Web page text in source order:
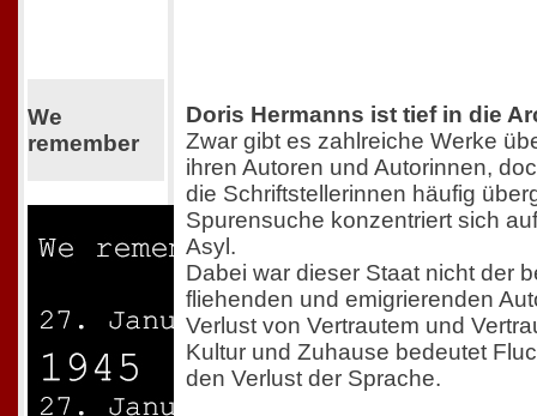
We
remember
Doris Hermanns ist tief in die
Zwar gibt es zahlreiche Werke
ihren Autoren und Autorinnen,
die Schriftstellerinnen häufig
Spurensuche konzentriert sich
Asyl.
Dabei war dieser Staat nicht der
fliehenden und emigrierenden
Verlust von Vertrautem und
Kultur und Zuhause bedeutet
den Verlust der Sprache.